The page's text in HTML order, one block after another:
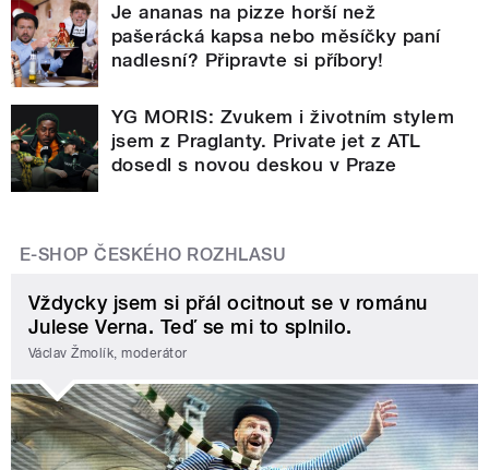
Je ananas na pizze horší než
pašerácká kapsa nebo měsíčky paní
nadlesní? Připravte si příbory!
YG MORIS: Zvukem i životním stylem
jsem z Praglanty. Private jet z ATL
dosedl s novou deskou v Praze
E-SHOP ČESKÉHO ROZHLASU
Vždycky jsem si přál ocitnout se v románu
Julese Verna. Teď se mi to splnilo.
Václav Žmolík, moderátor